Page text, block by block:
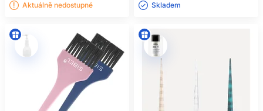
Aktuálně nedostupné Skladem ㅤ